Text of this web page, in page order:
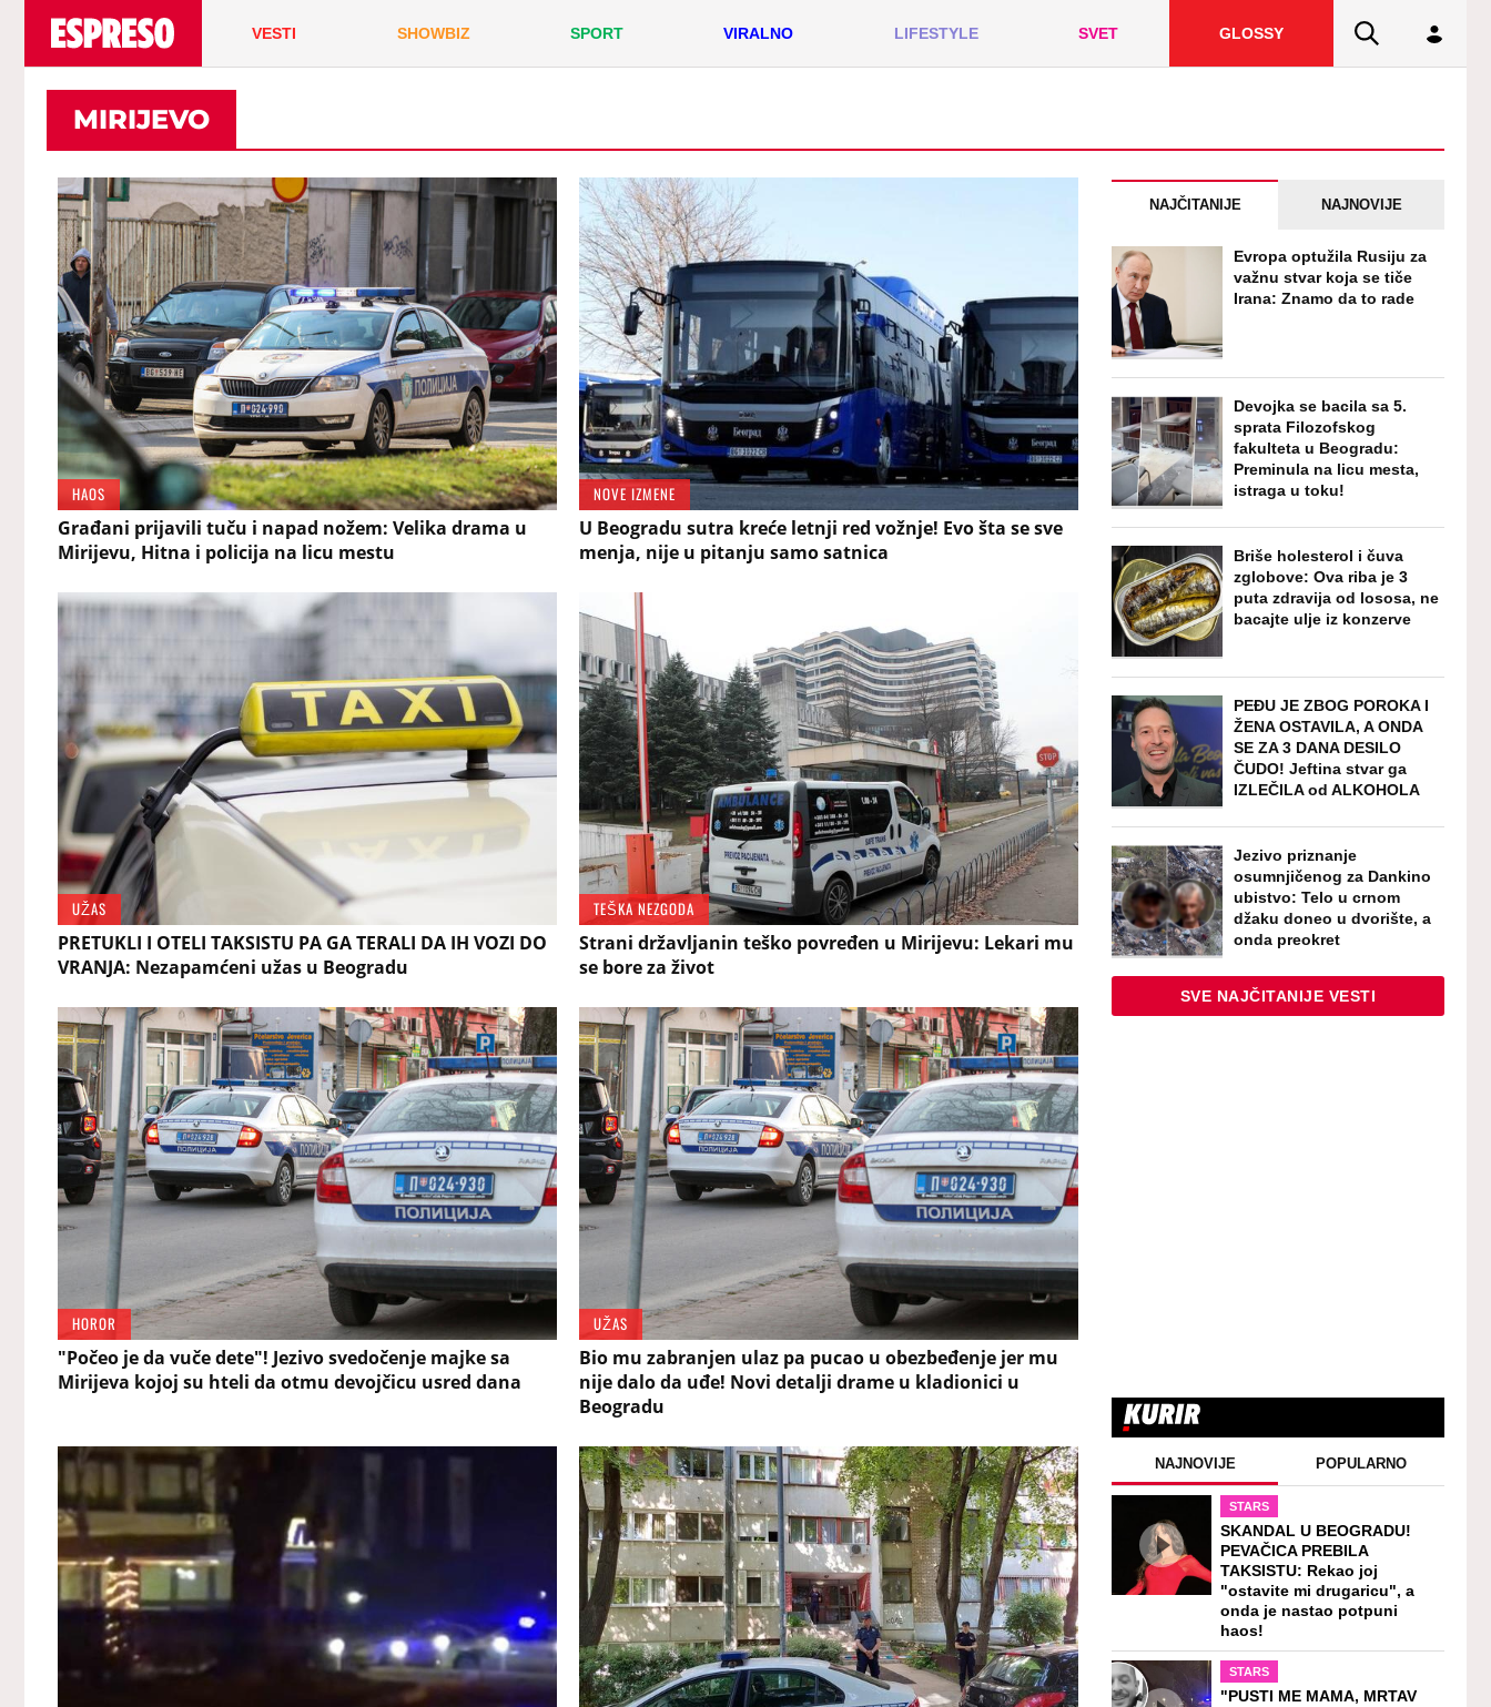
VESTI SHOWBIZ SPORT VIRALNO LIFESTYLE SVET GLOSSY
MIRIJEVO
HAOS
Građani prijavili tuču i napad nožem: Velika drama u
Mirijevu, Hitna i policija na licu mestu
NOVE IZMENE
U Beogradu sutra kreće letnji red vožnje! Evo šta se sve
menja, nije u pitanju samo satnica
UŽAS
PRETUKLI I OTELI TAKSISTU PA GA TERALI DA IH VOZI DO
VRANJA: Nezapamćeni užas u Beogradu
TEŠKA NEZGODA
Strani državljanin teško povređen u Mirijevu: Lekari mu
se bore za život
HOROR
"Počeo je da vuče dete"! Jezivo svedočenje majke sa
Mirijeva kojoj su hteli da otmu devojčicu usred dana
UŽAS
Bio mu zabranjen ulaz pa pucao u obezbeđenje jer mu
nije dalo da uđe! Novi detalji drame u kladionici u
Beogradu
NAJČITANIJE NAJNOVIJE
Evropa optužila Rusiju za
važnu stvar koja se tiče
Irana: Znamo da to rade
Devojka se bacila sa 5.
sprata Filozofskog
fakulteta u Beogradu:
Preminula na licu mesta,
istraga u toku!
Briše holesterol i čuva
zglobove: Ova riba je 3
puta zdravija od lososa, ne
bacajte ulje iz konzerve
PEĐU JE ZBOG POROKA I
ŽENA OSTAVILA, A ONDA
SE ZA 3 DANA DESILO
ČUDO! Jeftina stvar ga
IZLEČILA od ALKOHOLA
Jezivo priznanje
osumnjičenog za Dankino
ubistvo: Telo u crnom
džaku doneo u dvorište, a
onda preokret
SVE NAJČITANIJE VESTI
NAJNOVIJE POPULARNO
STARS
SKANDAL U BEOGRADU!
PEVAČICA PREBILA
TAKSISTU: Rekao joj
"ostavite mi drugaricu", a
onda je nastao potpuni
haos!
STARS
"PUSTI ME MAMA, MRTAV